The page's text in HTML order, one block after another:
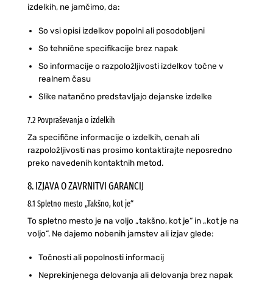
izdelkih, ne jamčimo, da:
So vsi opisi izdelkov popolni ali posodobljeni
So tehnične specifikacije brez napak
So informacije o razpoložljivosti izdelkov točne v
realnem času
Slike natančno predstavljajo dejanske izdelke
7.2 Povpraševanja o izdelkih
Za specifične informacije o izdelkih, cenah ali
razpoložljivosti nas prosimo kontaktirajte neposredno
preko navedenih kontaktnih metod.
8. IZJAVA O ZAVRNITVI GARANCIJ
8.1 Spletno mesto „Takšno, kot je“
To spletno mesto je na voljo „takšno, kot je“ in „kot je na
voljo“. Ne dajemo nobenih jamstev ali izjav glede:
Točnosti ali popolnosti informacij
Neprekinjenega delovanja ali delovanja brez napak